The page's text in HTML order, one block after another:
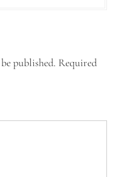
published. Required